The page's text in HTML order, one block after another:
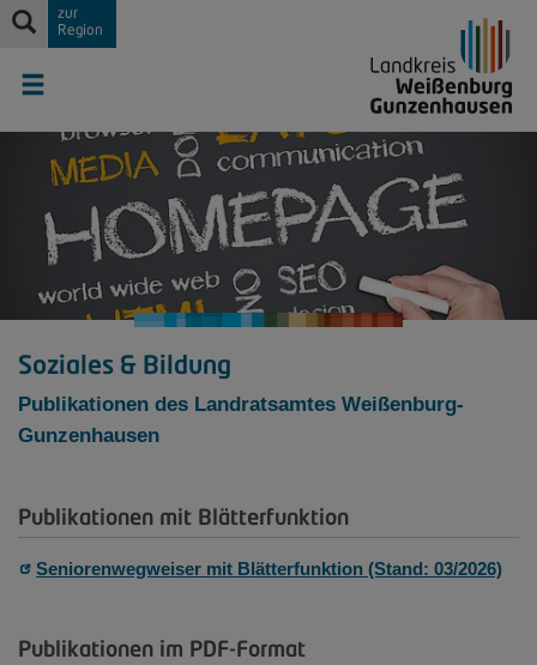
zur
Region
Soziales & Bildung
Publikationen des Landratsamtes Weißenburg-
Gunzenhausen
Publikationen mit Blätterfunktion
Seniorenwegweiser mit Blätterfunktion (Stand: 03/2026)
Publikationen im PDF-Format